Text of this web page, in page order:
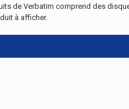
de Verbatim comprend des
à afficher.